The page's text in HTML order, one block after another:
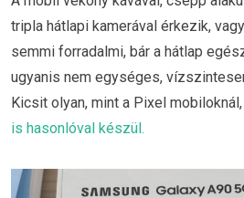
tripla hátlapi kamerával érkezik,
semmi forradalmi, bár a hátlap
ugyanis nem egységes,
Kicsit olyan, mint a Pixel
is hasonlóval készül.